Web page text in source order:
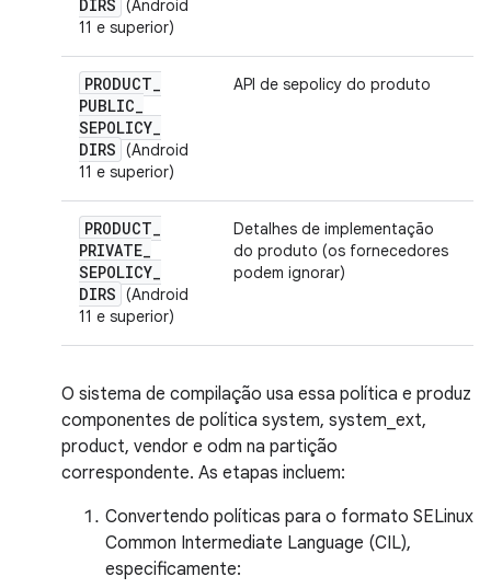
DIRS (Android
11 e superior)
PRODUCT_
PUBLIC_
SEPOLICY_
DIRS (Android
11 e superior)
API de sepolicy do produto
PRODUCT_
PRIVATE_
SEPOLICY_
DIRS (Android
11 e superior)
Detalhes de implementação
do produto (os fornecedores
podem ignorar)
O sistema de compilação usa essa política e produz
componentes de política system, system_ext,
product, vendor e odm na partição
correspondente. As etapas incluem:
Convertendo políticas para o formato SELinux
Common Intermediate Language (CIL),
especificamente: